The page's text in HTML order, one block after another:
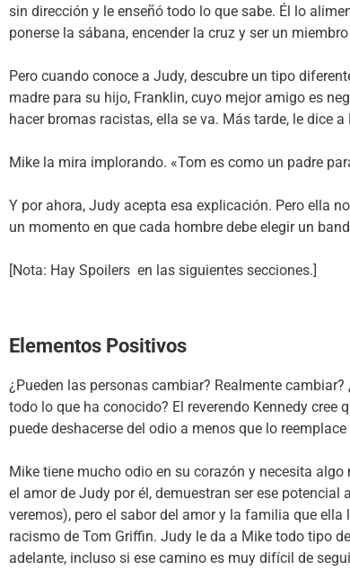
sin dirección y le enseñó todo lo que sabe. Él lo
ponerse la sábana, encender la cruz y ser un
Pero cuando conoce a Judy, descubre un tipo
madre para su hijo, Franklin, cuyo mejor amigo es
hacer bromas racistas, ella se va. Más tarde, le dice
Mike la mira implorando. «Tom es como un padre
Y por ahora, Judy acepta esa explicación. Pero ella
un momento en que cada hombre debe elegir un
[Nota: Hay Spoilers en las siguientes secciones.]
Elementos Positivos
¿Pueden las personas cambiar? Realmente
todo lo que ha conocido? El reverendo Kennedy cree
puede deshacerse del odio a menos que lo
Mike tiene mucho odio en su corazón y necesita
el amor de Judy por él, demuestran ser ese
veremos), pero el sabor del amor y la familia que
racismo de Tom Griffin. Judy le da a Mike todo tipo
adelante, incluso si ese camino es muy difícil de